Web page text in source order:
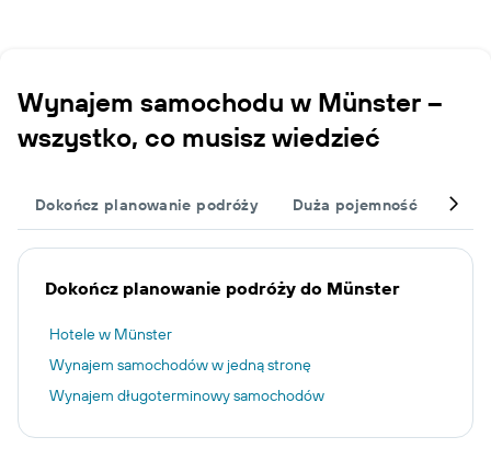
Wynajem samochodu w Münster –
wszystko, co musisz wiedzieć
Dokończ planowanie podróży Duża pojemność
Dokończ planowanie podróży do Münster
Hotele w Münster
Wynajem samochodów w jedną stronę
Wynajem długoterminowy samochodów